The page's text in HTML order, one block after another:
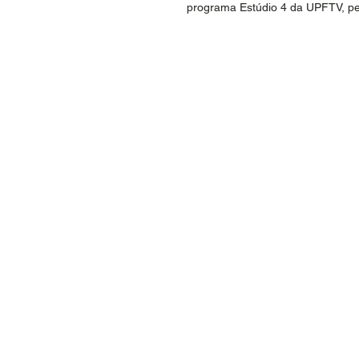
programa Estúdio 4 da UPFTV,